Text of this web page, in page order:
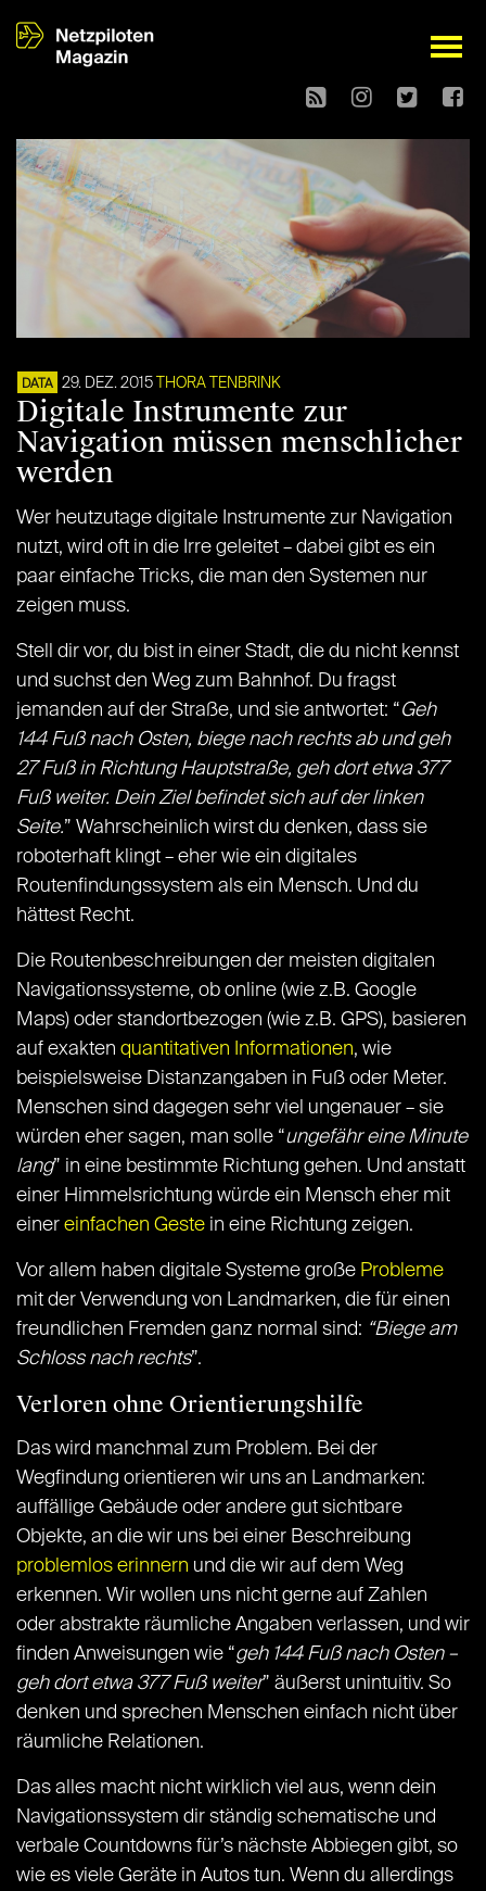
open
DATA 29. DEZ. 2015 THORA TENBRINK
Digitale Instrumente zur
Navigation müssen menschlicher
werden
Wer heutzutage digitale Instrumente zur Navigation
nutzt, wird oft in die Irre geleitet – dabei gibt es ein
paar einfache Tricks, die man den Systemen nur
zeigen muss.
Stell dir vor, du bist in einer Stadt, die du nicht kennst
und suchst den Weg zum Bahnhof. Du fragst
jemanden auf der Straße, und sie antwortet: “Geh
144 Fuß nach Osten, biege nach rechts ab und geh
27 Fuß in Richtung Hauptstraße, geh dort etwa 377
Fuß weiter. Dein Ziel befindet sich auf der linken
Seite.” Wahrscheinlich wirst du denken, dass sie
roboterhaft klingt – eher wie ein digitales
Routenfindungssystem als ein Mensch. Und du
hättest Recht.
Die Routenbeschreibungen der meisten digitalen
Navigationssysteme, ob online (wie z.B. Google
Maps) oder standortbezogen (wie z.B. GPS), basieren
auf exakten quantitativen Informationen, wie
beispielsweise Distanzangaben in Fuß oder Meter.
Menschen sind dagegen sehr viel ungenauer – sie
würden eher sagen, man solle “ungefähr eine Minute
lang” in eine bestimmte Richtung gehen. Und anstatt
einer Himmelsrichtung würde ein Mensch eher mit
einer einfachen Geste in eine Richtung zeigen.
Vor allem haben digitale Systeme große Probleme
mit der Verwendung von Landmarken, die für einen
freundlichen Fremden ganz normal sind: “Biege am
Schloss nach rechts”.
Verloren ohne Orientierungshilfe
Das wird manchmal zum Problem. Bei der
Wegfindung orientieren wir uns an Landmarken:
auffällige Gebäude oder andere gut sichtbare
Objekte, an die wir uns bei einer Beschreibung
problemlos erinnern und die wir auf dem Weg
erkennen. Wir wollen uns nicht gerne auf Zahlen
oder abstrakte räumliche Angaben verlassen, und wir
finden Anweisungen wie “geh 144 Fuß nach Osten –
geh dort etwa 377 Fuß weiter” äußerst unintuitiv. So
denken und sprechen Menschen einfach nicht über
räumliche Relationen.
Das alles macht nicht wirklich viel aus, wenn dein
Navigationssystem dir ständig schematische und
verbale Countdowns für’s nächste Abbiegen gibt, so
wie es viele Geräte in Autos tun. Wenn du allerdings